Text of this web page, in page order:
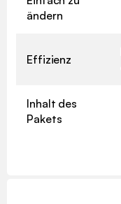
ändern
Effizienz
Inhalt des
Pakets